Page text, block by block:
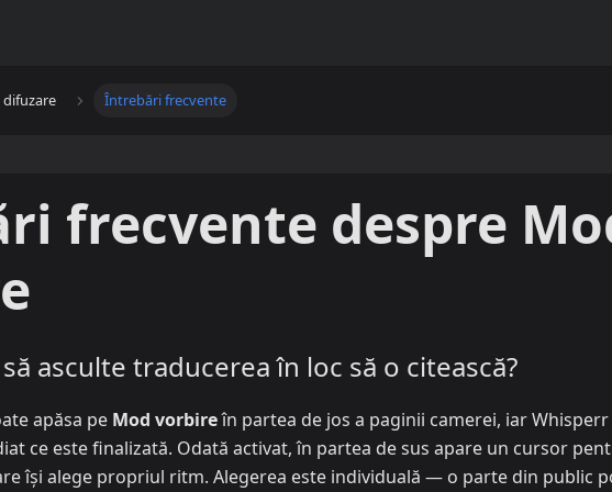
Întrebări frecvente
frecvente despre
asculte traducerea în loc să o citească?
apăsa pe Mod vorbireîn partea de jos a paginii camerei, iar
ce este finalizată. Odată activat, în partea de sus apare un cursor
își alege propriul ritm. Alegerea este individuală — o parte din public